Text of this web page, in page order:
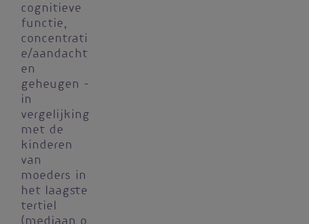
cognitieve
functie,
concentrati
e/aandacht
en
geheugen –
in
vergelijking
met de
kinderen
van
moeders in
het laagste
tertiel